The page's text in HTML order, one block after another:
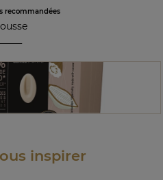
recommandées
inspirer